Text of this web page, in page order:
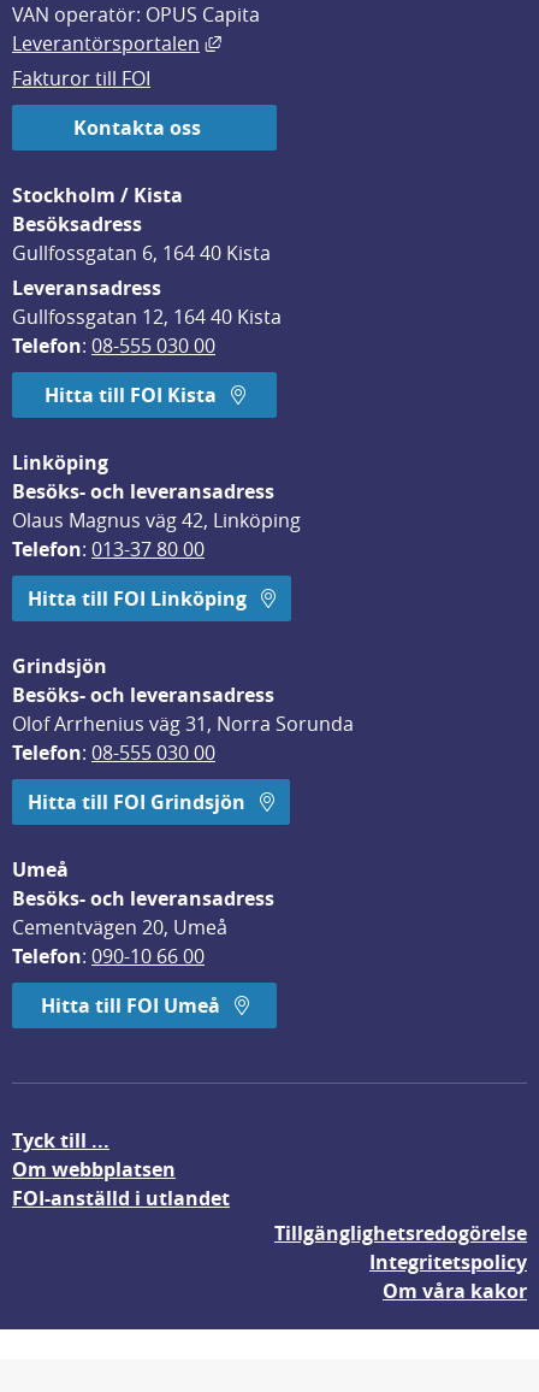
VAN operatör: OPUS Capita
Leverantörsportalen
Länk till annan webbplats, öppnas
Fakturor till FOI
Kontakta oss
Stockholm / Kista
Besöksadress
Gullfossgatan 6, 164 40 Kista
Leveransadress
Gullfossgatan 12, 164 40 Kista
Telefon: 08-555 030 00
Hitta till FOI Kista
Linköping
Besöks- och leveransadress
Olaus Magnus väg 42, Linköping
Telefon: 013-37 80 00
Hitta till FOI Linköping
Grindsjön
Besöks- och leveransadress
Olof Arrhenius väg 31, Norra Sorunda
Telefon: 08-555 030 00
Hitta till FOI Grindsjön
Umeå
Besöks- och leveransadress
Cementvägen 20, Umeå
Telefon: 090-10 66 00
Hitta till FOI Umeå
Tyck till ...
Om webbplatsen
FOI-anställd i utlandet
Tillgänglighetsredogörelse
Integritetspolicy
Om våra kakor